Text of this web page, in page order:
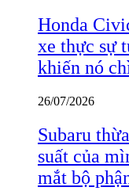
Honda
xe thực sự
khiến nó
26/07/2026
Subaru
suất của
mắt bộ